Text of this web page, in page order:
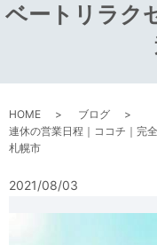
ベートリラク
HOME
ブログ
連休の営業日程｜ココチ｜完
札幌市
2021/08/03